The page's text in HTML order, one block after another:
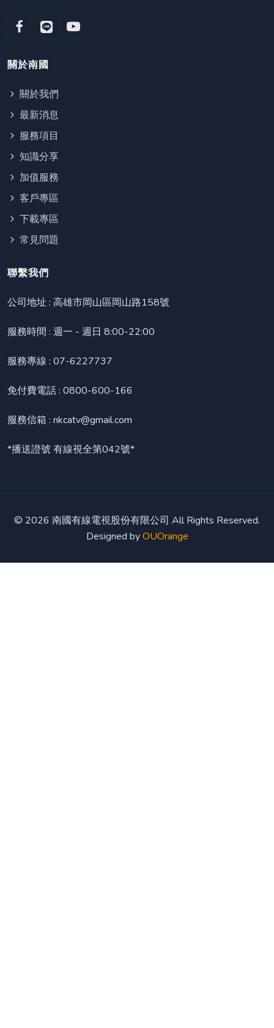
關於南國
關於我們
最新消息
服務項目
知識分享
加值服務
客戶專區
下載專區
常見問題
聯繫我們
公司地址 : 高雄市岡山區岡山路158號
服務時間 : 週一 - 週日 8:00-22:00
服務專線 : 07-6227737
免付費電話 : 0800-600-166
服務信箱 : nkcatv@gmail.com
*播送證號 有線視全第042號*
© 2026 南國有線電視股份有限公司 All Rights Reserved.
Designed byOUOrange